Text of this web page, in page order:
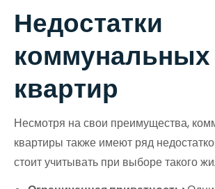
Недостатки
коммунальных
квартир
Несмотря на свои преимущества,
квартиры также имеют ряд
стоит учитывать при выборе такого